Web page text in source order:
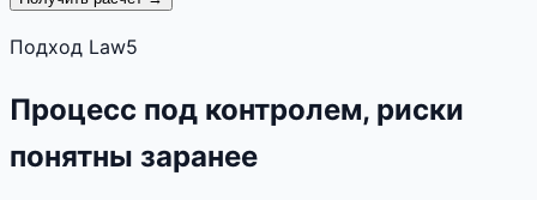
Подход Law5
Процесс под контролем, риски
понятны заранее